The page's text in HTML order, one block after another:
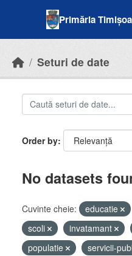
Primăria
Seturi de date
Order by
No datasets
Cuvinte cheie: educatie
scoli
invatamant
populatie
servicii-